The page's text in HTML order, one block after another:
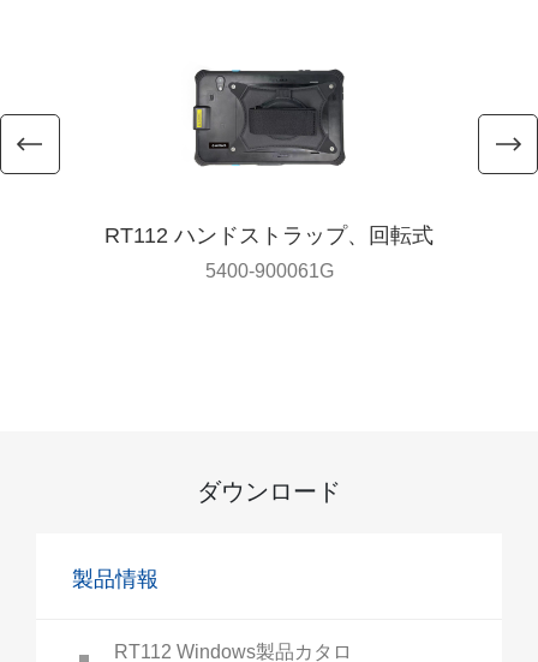
RT112 ハンドストラップ、回転式
5400-900061G
ダウンロード
製品情報
RT112 Windows製品カタロ